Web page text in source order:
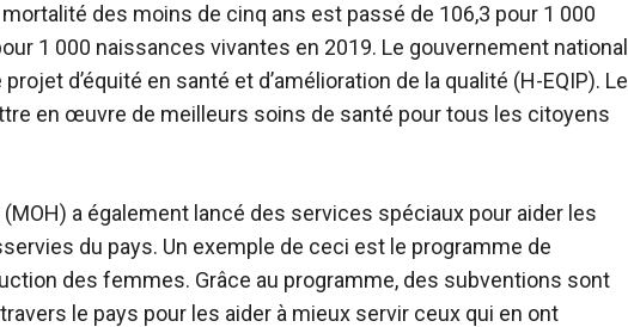
des moins de cinq ans est passé de 106,3 pour 1 000
1 000 naissances vivantes en 2019. Le gouvernement national
d’équité en santé et d’amélioration de la qualité (H-EQIP). Le
en œuvre de meilleurs soins de santé pour tous les citoyens
a également lancé des services spéciaux pour aider les
du pays. Un exemple de ceci est le programme de
des femmes. Grâce au programme, des subventions sont
le pays pour les aider à mieux servir ceux qui en ont